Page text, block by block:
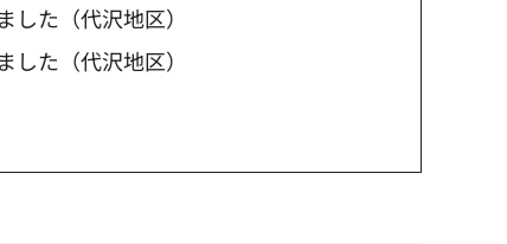
した（代沢地区）
した（代沢地区）